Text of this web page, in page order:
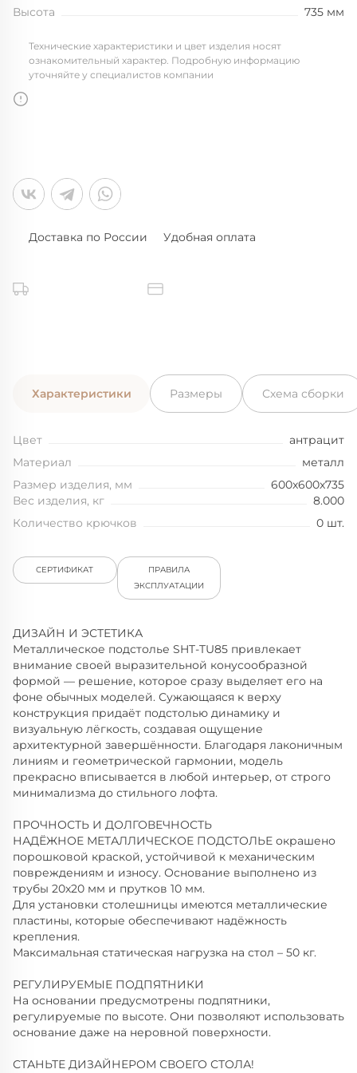
Высота
735 мм
Технические характеристики и цвет изделия носят
ознакомительный характер. Подробную информацию
уточняйте у специалистов компании
Доставка по России Удобная оплата
Характеристики Размеры Схема сборки
Цвет
антрацит
Материал
металл
Размер изделия, мм
600x600x735
Вес изделия, кг
8.000
Количество крючков
0 шт.
СЕРТИФИКАТ
ПРАВИЛА
ЭКСПЛУАТАЦИИ
ДИЗАЙН И ЭСТЕТИКА
Металлическое подстолье SHT-TU85 привлекает
внимание своей выразительной конусообразной
формой — решение, которое сразу выделяет его на
фоне обычных моделей. Сужающаяся к верху
конструкция придаёт подстолью динамику и
визуальную лёгкость, создавая ощущение
архитектурной завершённости. Благодаря лаконичным
линиям и геометрической гармонии, модель
прекрасно вписывается в любой интерьер, от строго
минимализма до стильного лофта.
ПРОЧНОСТЬ И ДОЛГОВЕЧНОСТЬ
НАДЁЖНОЕ МЕТАЛЛИЧЕСКОЕ ПОДСТОЛЬЕ окрашено
порошковой краской, устойчивой к механическим
повреждениям и износу. Основание выполнено из
трубы 20х20 мм и прутков 10 мм.
Для установки столешницы имеются металлические
пластины, которые обеспечивают надёжность
крепления.
Максимальная статическая нагрузка на стол – 50 кг.
РЕГУЛИРУЕМЫЕ ПОДПЯТНИКИ
На основании предусмотрены подпятники,
регулируемые по высоте. Они позволяют использовать
основание даже на неровной поверхности.
СТАНЬТЕ ДИЗАЙНЕРОМ СВОЕГО СТОЛА!